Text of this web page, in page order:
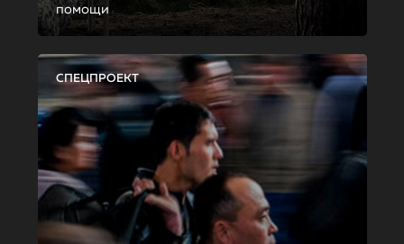
помощи
СПЕЦПРОЕКТ